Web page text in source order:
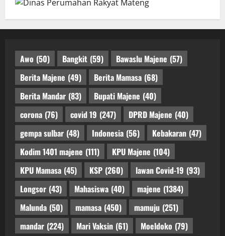
Awo (50) Bangkit (59) Bawaslu Majene (57)
Berita Majene (49) Berita Mamasa (68)
Berita Mandar (83) Bupati Majene (40)
corona (76) covid 19 (247) DPRD Majene (40)
gempa sulbar (48) Indonesia (56) Kebakaran (47)
Kodim 1401 majene (111) KPU Majene (104)
KPU Mamasa (45) KSP (260) lawan Covid-19 (93)
Longsor (43) Mahasiswa (40) majene (1384)
Malunda (50) mamasa (450) mamuju (251)
mandar (224) Mari Vaksin (61) Moeldoko (79)